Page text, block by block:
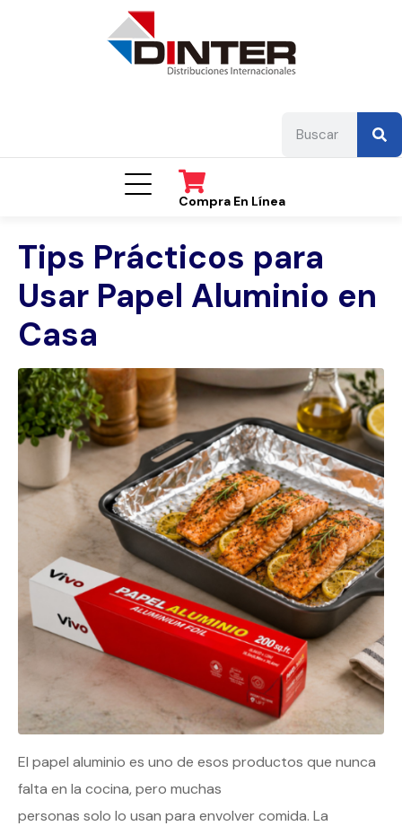
Compra En Línea
Tips Prácticos para
Usar Papel Aluminio en
Casa
El papel aluminio es uno de esos productos que nunca
falta en la cocina, pero muchas
personas solo lo usan para envolver comida. La